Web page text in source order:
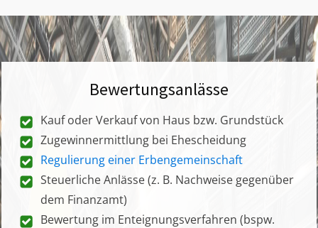
Bewertungsanlässe
Kauf oder Verkauf von Haus bzw. Grundstück
Zugewinnermittlung bei Ehescheidung
Regulierung einer Erbengemeinschaft
Steuerliche Anlässe (z. B. Nachweise gegenüber
dem Finanzamt)
Bewertung im Enteignungsverfahren (bspw.